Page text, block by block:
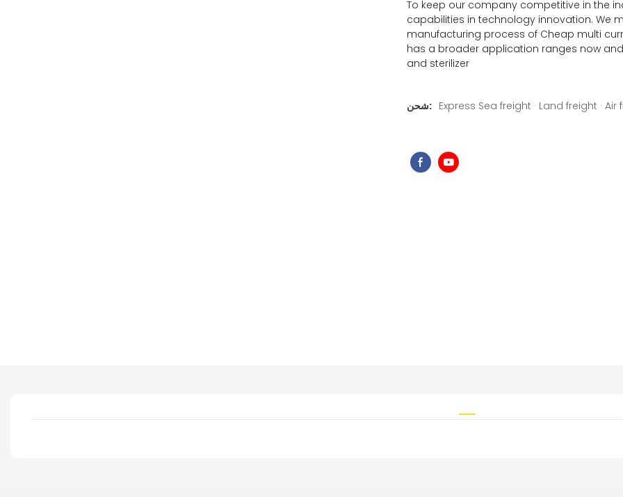
To keep our company competitive in the
capabilities in technology innovation. We
manufacturing process of Cheap multi
has a broader application ranges now
and sterilizer
شحن: Express Sea freight · Land freight · Air